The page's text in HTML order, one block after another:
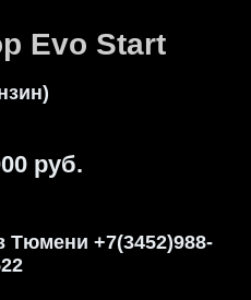
Evo Start
руб.
Тюмени +7(3452)988-